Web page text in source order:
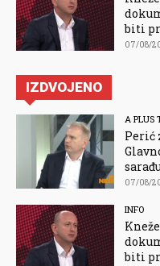
biti
07/08/
IZDVOJENO
A PLUS
Perić
07/08/
INFO
biti